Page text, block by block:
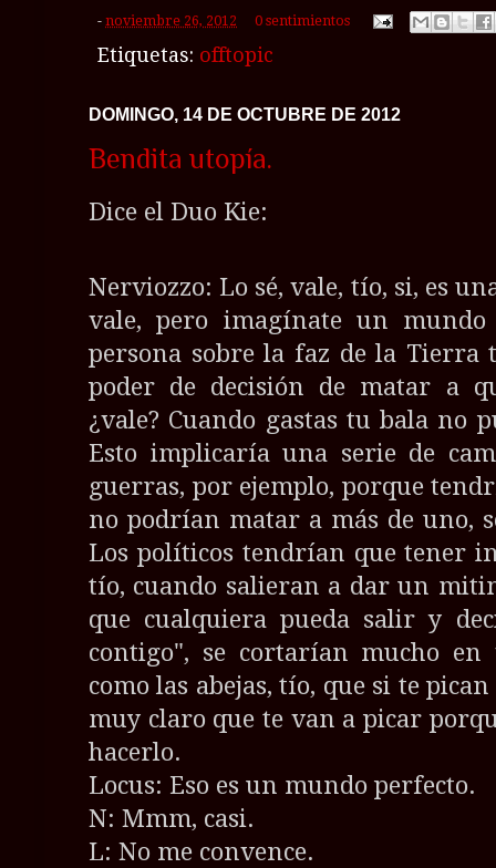
- noviembre 26, 2012 0 sentimientos
Etiquetas: offtopic
DOMINGO, 14 DE OCTUBRE DE 2012
Bendita utopía.
Dice el Duo Kie:
Nerviozzo: Lo sé, vale, tío, si, es
vale, pero imagínate un
persona sobre la faz de la Tierra
poder de decisión de matar a
¿vale? Cuando gastas tu bala no
Esto implicaría una serie de
guerras, por ejemplo, porque
no podrían matar a más de uno,
Los políticos tendrían que tener
tío, cuando salieran a dar un
que cualquiera pueda salir y
contigo", se cortarían mucho
como las abejas, tío, que si te
muy claro que te van a picar
hacerlo.
Locus: Eso es un mundo perfecto.
N: Mmm, casi.
L: No me convence.